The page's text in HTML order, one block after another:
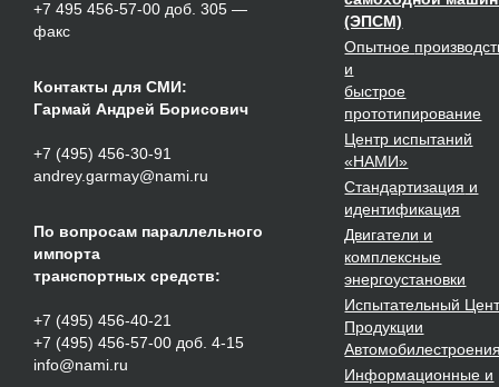
+7 495 456-57-00 доб. 305 —
факс
Контакты для СМИ:
Гармай Андрей Борисович
+7 (495) 456-30-91
andrey.garmay@nami.ru
По вопросам параллельного
импорта
транспортных средств:
+7 (495) 456-40-21
+7 (495) 456-57-00 доб. 4-15
info@nami.ru
(ЭПСМ)
Опытное
и
быстрое
прототипирование
Центр испытаний
«НАМИ»
Стандартизация и
идентификация
Двигатели и
комплексные
энергоустановки
Испытательный
Продукции
Информационные и